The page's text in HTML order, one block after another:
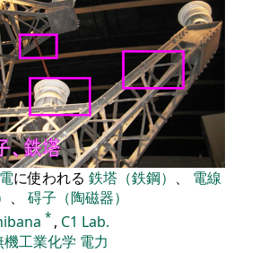
に使われる 鉄塔（鉄鋼） 、 電線
、 碍子（陶磁器）
* , C1 Lab.
機工業化学 電力